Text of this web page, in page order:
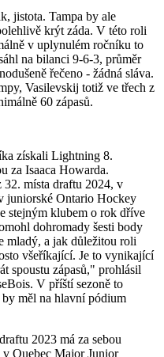
jistota. Tampa by ale
krýt záda. V této roli
v uplynulém ročníku to
na bilanci 9-6-3, průměr
řečeno - žádná sláva.
Vasilevskij totiž ve třech z
60 zápasů.
získali Lightning 8.
za Isaaca Howarda.
místa draftu 2024, v
juniorské Ontario Hockey
stejným klubem o rok dříve
dohromady šesti body
mladý, a jak důležitou roli
všeříkající. Je to vynikající
spoustu zápasů," prohlásil
V příští sezoně to
měl na hlavní pódium
2023 má za sebou
Quebec Major Junior